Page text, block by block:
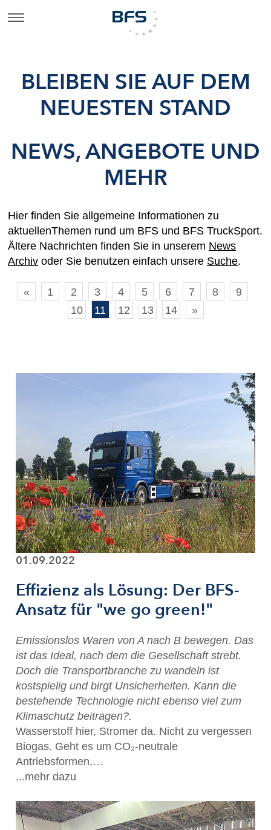
BLEIBEN SIE AUF DEM
NEUESTEN STAND
NEWS, ANGEBOTE UND
MEHR
Hier finden Sie allgemeine Informationen zu
aktuellenThemen rund um BFS und BFS TruckSport.
Ältere Nachrichten finden Sie in unserem News
Archiv oder Sie benutzen einfach unsere Suche.
« 1 2 3 4 5 6 7 8
9
10
11 12 13 14 »
01.09.2022
Effizienz als Lösung: Der BFS-
Ansatz für "we go green!"
Emissionslos Waren von A nach B bewegen. Das
ist das Ideal, nach dem die Gesellschaft strebt.
Doch die Transportbranche zu wandeln ist
kostspielig und birgt Unsicherheiten. Kann die
bestehende Technologie nicht ebenso viel zum
Klimaschutz beitragen?.
Wasserstoff hier, Stromer da. Nicht zu vergessen
Biogas. Geht es um CO₂-neutrale
Antriebsformen,…
...mehr dazu